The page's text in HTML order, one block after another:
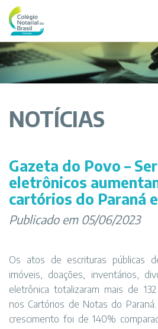
NOTÍCIAS
Gazeta do Povo –
eletrônicos
cartórios do Paraná
Publicado em 05/06/2023
Os atos de escrituras públicas
imóveis, doações, inventários,
eletrônica totalizaram mais de
nos Cartórios de Notas do
crescimento foi de 140%